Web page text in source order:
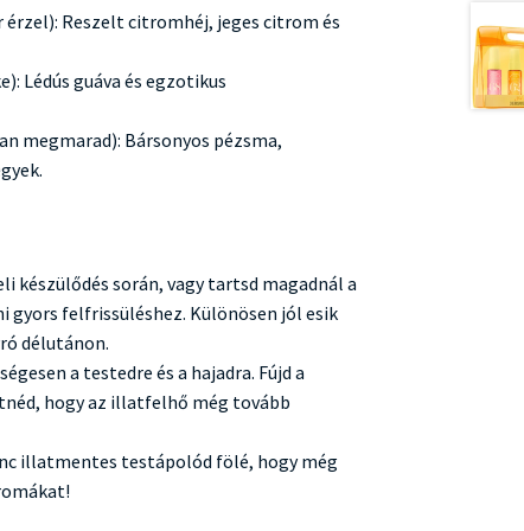
Reszelt citromhéj, jeges citrom és
Lédús guáva és egzotikus
megmarad): Bársonyos pézsma,
készülődés során, vagy tartsd magadnál a
gyors felfrissüléshez. Különösen jól esik
délutánon.
a testedre és a hajadra. Fújd a
hogy az illatfelhő még tovább
illatmentes testápolód fölé, hogy még